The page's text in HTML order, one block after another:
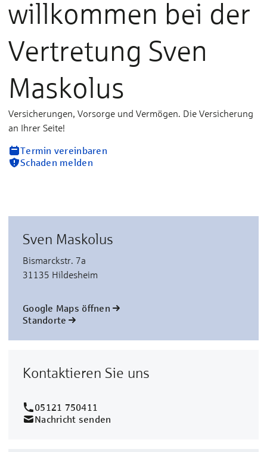
willkommen bei der
Vertretung Sven
Maskolus
Versicherungen, Vorsorge und Vermögen. Die Versicherung
an Ihrer Seite!
Termin vereinbaren
Schaden melden
Sven Maskolus
Bismarckstr. 7a
31135 Hildesheim
Google Maps öffnen
Standorte
Kontaktieren Sie uns
05121 750411
Nachricht senden